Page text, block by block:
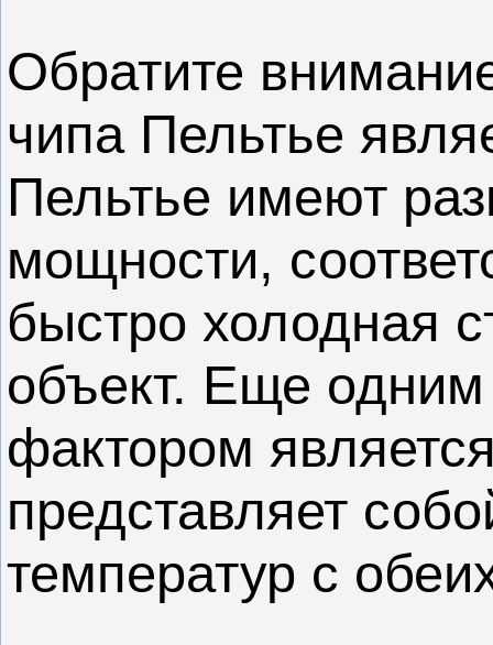
Обратите
чипа Пельтье
Пельтье имеют
мощности,
быстро холодная
объект. Еще
фактором
представляет
температур с